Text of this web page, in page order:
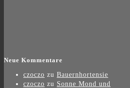
Neue Kommentare
czoczo zu Bauernhortensie
czoczo zu Sonne Mond und